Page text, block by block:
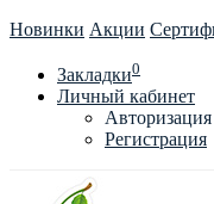
Новинки Акции
Закладки0
Личный кабинет
Авторизация
Регистрация